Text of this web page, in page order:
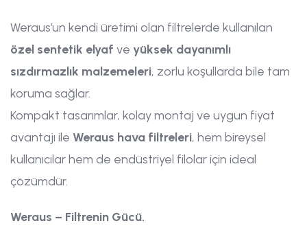
Weraus’un kendi üretimi olan filtrelerde kullanılan
özel sentetik elyaf ve yüksek dayanımlı
sızdırmazlık malzemeleri, zorlu koşullarda bile tam
koruma sağlar.
Kompakt tasarımlar, kolay montaj ve uygun fiyat
avantajı ile Weraus hava filtreleri, hem bireysel
kullanıcılar hem de endüstriyel filolar için ideal
çözümdür.
Weraus – Filtrenin Gücü.